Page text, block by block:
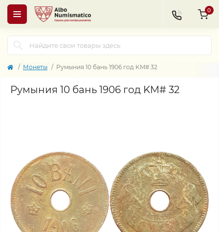
0
Монеты Румыния 10 бань 1906 год KM# 32
Румыния 10 бань 1906 год KM# 32